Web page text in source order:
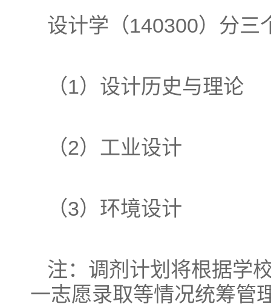
设计学（140300）分三
（1）设计历史与理论
（2）工业设计
（3）环境设计
注：调剂计划将根据学
一志愿录取等情况统筹管